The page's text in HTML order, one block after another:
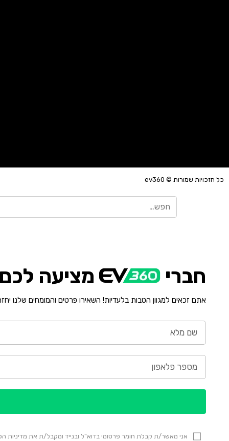
כל הזכויות שמורות © ev360
חברי מציעה
אתם זכאים למגוון הטבות בלעדיות! השאירו פרטים והמומחים שלנו
אני מאשר/ת קבלת חומר פרסומי בדוא"ל ובנייד ומקבל/ת את מדיניות